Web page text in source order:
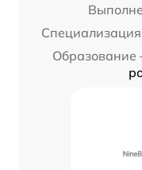
Специализация
Образование